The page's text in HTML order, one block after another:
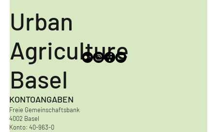
KONTOANGABEN
Freie Gemeinschaftsbank
4002 Basel
Konto: 40-963-0
Urban
Agriculture
Basel